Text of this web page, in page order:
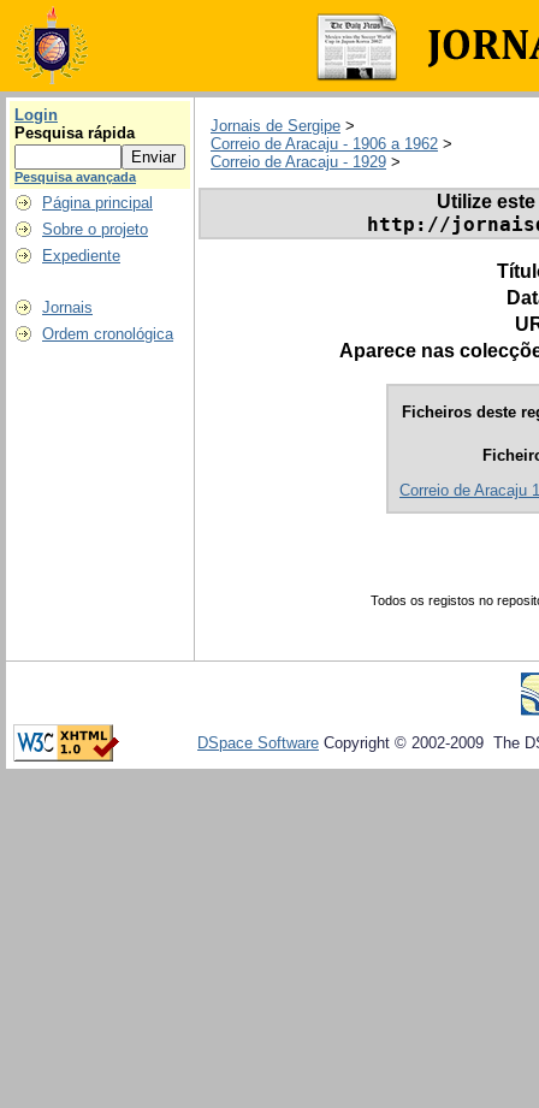
Login
Pesquisa rápida
Pesquisa avançada
Página principal
Sobre o projeto
Expediente
Jornais
Ordem cronológica
Jornais de Sergipe >
Correio de Aracaju - 1906 a 1962 >
Correio de Aracaju - 1929 >
Utilize
http://
Aparece nas
Ficheiros deste
Correio de Aracaju
Todos os registos no
DSpace Software Copyright © 2002-2009 The